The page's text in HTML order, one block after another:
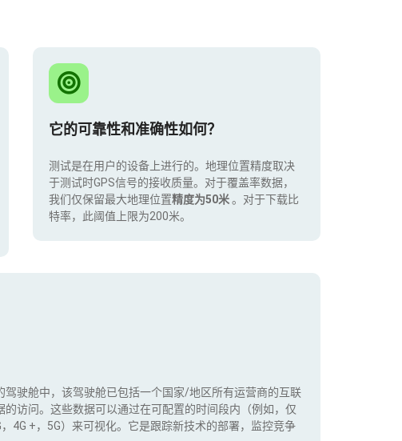
它的可靠性和准确性如何？
测试是在用户的设备上进行的。地理位置精度取决
于测试时GPS信号的接收质量。对于覆盖率数据，
我们仅保留最大地理位置精度为50米。对于下载比
特率，此阈值上限为200米。
驶舱中，该驾驶舱已包括一个国家/地区所有运营商的互联
访问。这些数据可以通过在可配置的时间段内（例如，仅
4G +，5G）来可视化。它是跟踪新技术的部署，监控竞争